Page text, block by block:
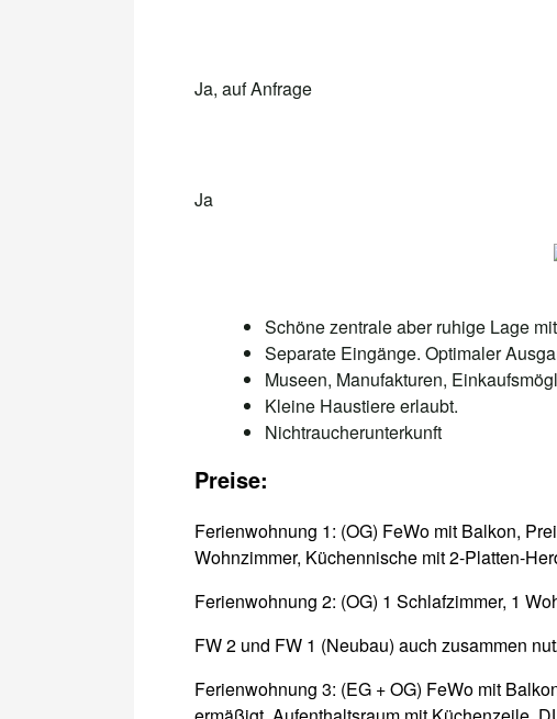
Ja, auf Anfrage
Ja
Schöne zentrale aber ruhige Lage
Separate Eingänge. Optimaler
Museen, Manufakturen,
Kleine Haustiere erlaubt.
Nichtraucherunterkunft
Preise:
Ferienwohnung 1: (OG) FeWo mit Balkon,
Wohnzimmer, Küchennische mit 2-Platten-
Ferienwohnung 2: (OG) 1 Schlafzimmer, 1
FW 2 und FW 1 (Neubau) auch zusammen
Ferienwohnung 3: (EG + OG) FeWo mit